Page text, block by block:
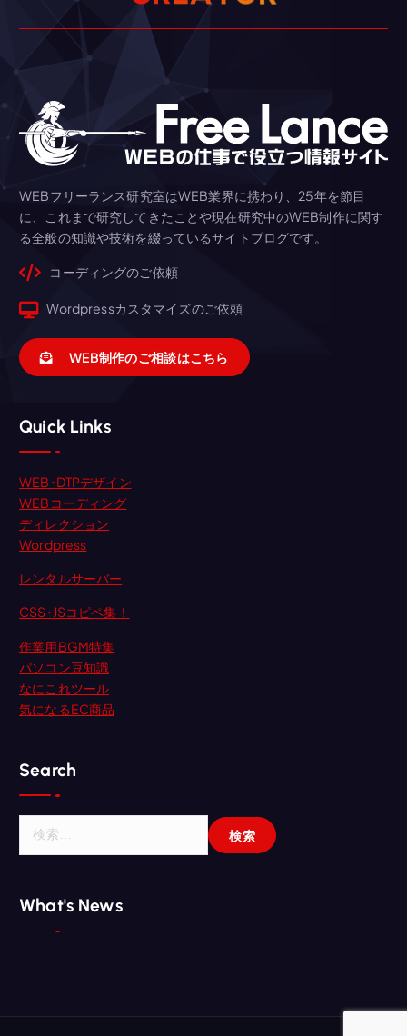
WEBフリーランス研究室はWEB業界に携わり、25年を節目
に、これまで研究してきたことや現在研究中のWEB制作に関す
る全般の知識や技術を綴っているサイトブログです。
コーディングのご依頼
Wordpressカスタマイズのご依頼
WEB制作のご相談はこちら
Quick Links
WEB･DTPデザイン
WEBコーディング
ディレクション
Wordpress
レンタルサーバー
CSS･JSコピペ集！
作業用BGM特集
パソコン豆知識
なにこれツール
気になるEC商品
Search
What's News